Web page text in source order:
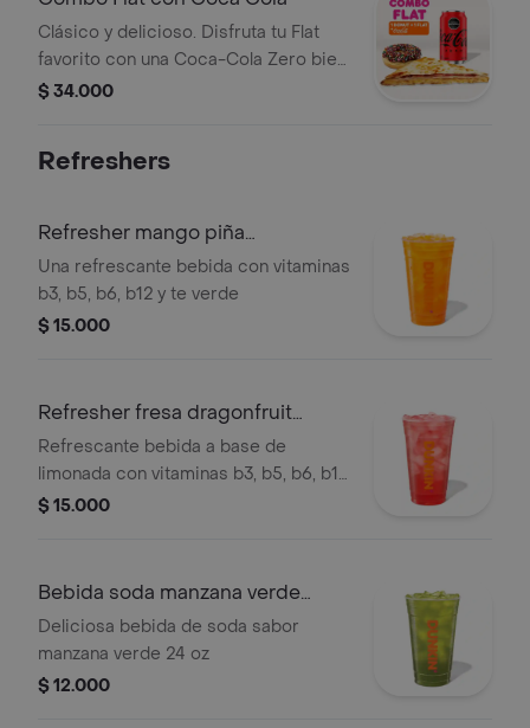
Clásico y delicioso. Disfruta tu Flat
favorito con una Coca-Cola Zero bien
fría. El mejor combo para recargar
$ 34.000
Refreshers
Refresher mango piña
extragrande
Una refrescante bebida con vitaminas
b3, b5, b6, b12 y te verde
$ 15.000
Refresher fresa dragonfruit
extragrande
Refrescante bebida a base de
limonada con vitaminas b3, b5, b6, b12
y te verde
$ 15.000
Bebida soda manzana verde
extragrande
Deliciosa bebida de soda sabor
manzana verde 24 oz
$ 12.000